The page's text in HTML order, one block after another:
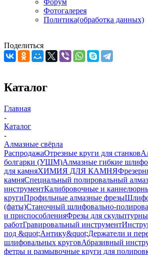
Форум
Фотогалерея
Политика(обработка данных)
Поделиться
Каталог
Главная
-
Каталог
-
Алмазные свёрла
РаспродажаОтрезные круги для станков
болгарки (УШМ)Алмазные гибкие
для камняХИМИЯ ДЛЯ КАМНЯ
камняСпециальный полировальный
инструментКалибровочные и
кругиПрофильные алмазные фрезы
(фаты)Станочный шлифовально-
и приспособленияФрезы для
работГравировальный инструмент
под &quot;Антику&quot;Держатели и
шлифовальных круговАбразивный
фетры и размывочные круги для